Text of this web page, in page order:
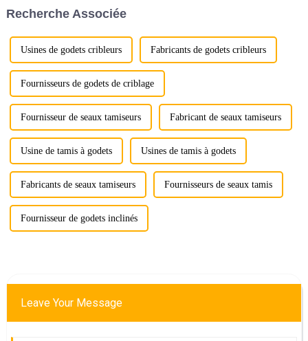
inégalées. Caractéristiques
Recherche Associée
Usines de godets cribleurs Fabricants de godets cribleurs
Fournisseurs de godets de criblage
Fournisseur de seaux tamiseurs Fabricant de seaux tamiseurs
Usine de tamis à godets Usines de tamis à godets
Fabricants de seaux tamiseurs Fournisseurs de seaux tamis
Fournisseur de godets inclinés
Leave Your Message